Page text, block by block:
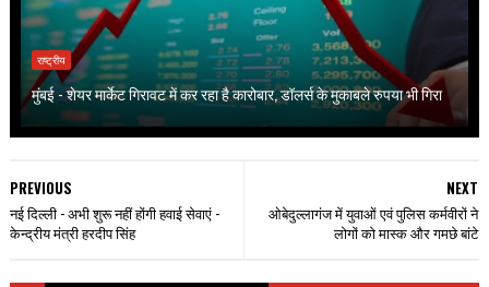
राष्ट्रीय
मुंबई - शेयर मार्केट गिरावट में कर रहा है कारोबार, डॉलर्स के मुकाबले रुपया भी गिरा
NEXT
ओबेदुल्लागंज में युवाओं एवं पुलिस कर्मवीरों ने
लोगों को मास्क और गमछे बांटे
PREVIOUS
नई दिल्ली - अभी शुरू नहीं होंगी हवाई सेवाएं -
केन्द्रीय मंत्री हरदीप सिंह